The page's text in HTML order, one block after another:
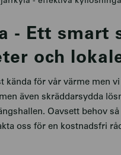
- Ett smart
och
kända för vår värme men
även skräddarsydda
Oavsett behov
oss för en kostnadsfri